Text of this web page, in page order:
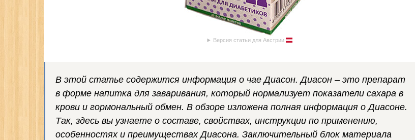
Версия статьи для Австрии
В этой статье содержится информация о чае Диасон. Диасон – это препарат
в форме напитка для заваривания, который нормализует показатели сахара в
крови и гормональный обмен. В обзоре изложена полная информация о Диасоне.
Так, здесь вы узнаете о составе, свойствах, инструкции по применению,
особенностях и преимуществах Диасона. Заключительный блок материала